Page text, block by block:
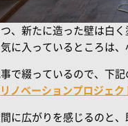
、新たに造った壁は白く
に入っているところは
で綴っているので、下記
ノベーションプロジェ
に広がりを感じるのと